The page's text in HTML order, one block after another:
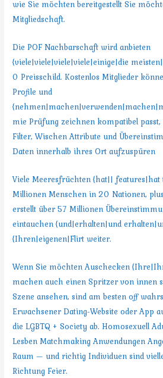
wie Sie möchten bereitgestellt Sie
Mitgliedschaft.
Die POF Nachbarschaft wird anbieten
{viele|viele|viele|viele|einige|die
0 Preisschild. Kostenlos Mitglieder
Profile und
mie Prüfung zeichnen kompatibel
Filter, Wischen Attribute und
Daten innerhalb ihres Ort aufzuspüren
Viele Meeresfrüchten {hat||
Millionen Menschen in 20 Nationen,
erstellt über 57 Millionen
eintauchen {und|erhalten|und
{Ihren|eigenen|Flirt weiter.
Wenn Sie möchten Auschecken
machen auch einen Spritzer von innen
Szene ansehen, sind am besten off
Erwachsener Dating-Website oder App
die LGBTQ + Society ab. Homosexuell
Lesben Matchmaking Anwendungen
Raum — und richtig Individuen sind
Richtung Feier.